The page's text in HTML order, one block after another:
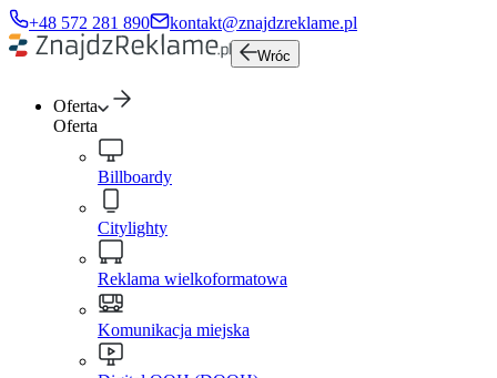
+48 572 281 890 kontakt@znajdzreklame.pl
Wróc
Oferta
Oferta
Billboardy
Citylighty
Reklama wielkoformatowa
Komunikacja miejska